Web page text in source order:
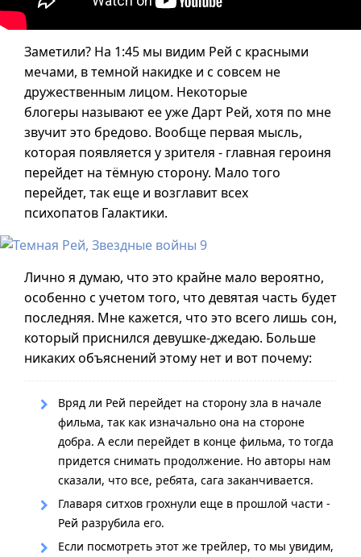
Заметили? На 1:45 мы видим Рей с красными
мечами, в темной накидке и с совсем не
дружественным лицом. Некоторые
блогеры называют ее уже Дарт Рей, хотя по мне
звучит это бредово. Вообще первая мысль,
которая появляется у зрителя - главная героиня
перейдет на тёмную сторону. Мало того
перейдет, так еще и возглавит всех
психопатов Галактики.
Лично я думаю, что это крайне мало вероятно,
особенно с учетом того, что девятая часть будет
последняя. Мне кажется, что это всего лишь сон,
который приснился девушке-джедаю. Больше
никаких объяснений этому нет и вот почему:
Вряд ли Рей перейдет на сторону зла в начале
фильма, так как изначально она на стороне
добра. А если перейдет в конце фильма, то тогда
придется снимать продолжение. Но авторы нам
сказали, что все, ребята, сага заканчивается.
Главаря ситхов грохнули еще в прошлой части -
Рей разрубила его.
Если посмотреть этот же трейлер, то мы увидим,